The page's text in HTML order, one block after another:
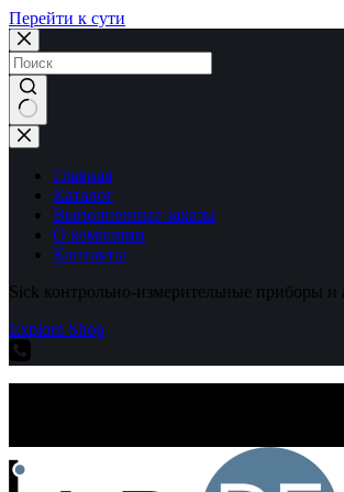
Перейти к сути
Ничего
не
найденоГлавная
Каталог
Выполненные заказы
О компании
Контакты
Sick контрольно-измерительные приборы и
Explore Shop